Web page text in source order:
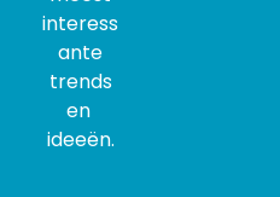
interess
ante
trends
en
ideeën.